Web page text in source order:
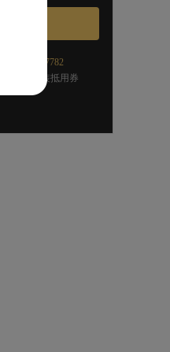
0731-82197782
家装抵用券